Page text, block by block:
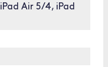
Air 5/4, iPad